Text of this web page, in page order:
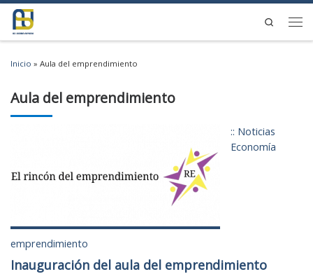
Saltar al contenido
Search
Inicio » Aula del emprendimiento
Aula del emprendimiento
:: Noticias
Economía
emprendimiento
Inauguración del aula del emprendimiento